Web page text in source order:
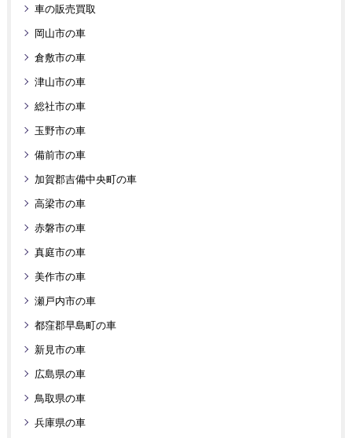
車の販売買取
岡山市の車
倉敷市の車
津山市の車
総社市の車
玉野市の車
備前市の車
加賀郡吉備中央町の車
高梁市の車
赤磐市の車
真庭市の車
美作市の車
瀬戸内市の車
都窪郡早島町の車
新見市の車
広島県の車
鳥取県の車
兵庫県の車